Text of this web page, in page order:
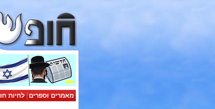
מאמרים וספרים לחיות